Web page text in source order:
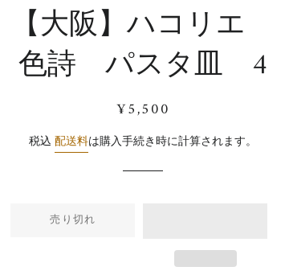
【大阪】ハコリエ
色詩 パスタ皿 4
通
価
販
価
¥5,500
税込配送料は購入手続き時に計算されます。
売り切れ